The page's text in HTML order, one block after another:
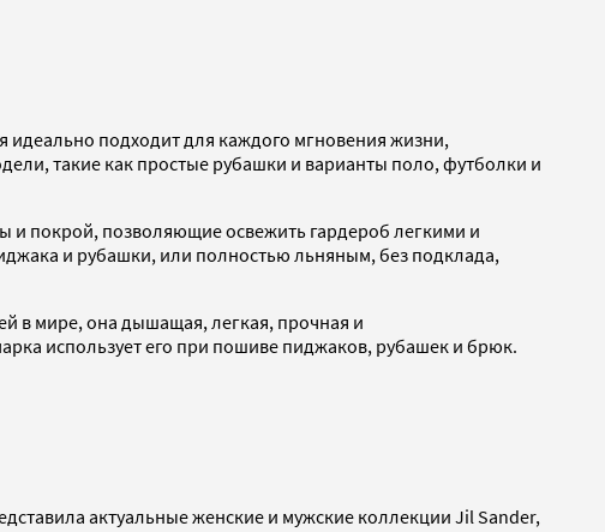
идеально подходит для каждого мгновения жизни,
такие как простые рубашки и варианты поло, футболки и
покрой, позволяющие освежить гардероб легкими и
и рубашки, или полностью льняным, без подклада,
в мире, она дышащая, легкая, прочная и
использует его при пошиве пиджаков, рубашек и брюк.
актуальные женские и мужские коллекции Jil Sander,